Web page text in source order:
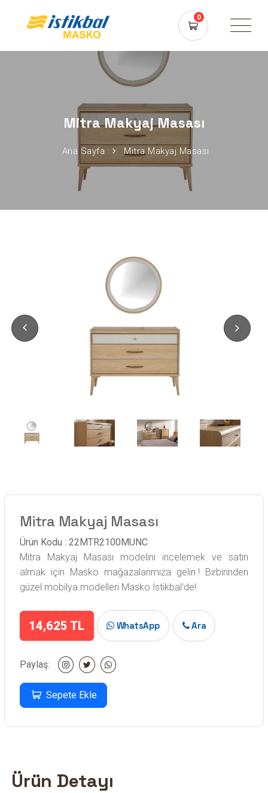
0
Mitra Makyaj Masası
Ana Sayfa Mitra Makyaj Masası
Mitra Makyaj Masası
Ürün Kodu : 22MTR2100MUNC
Mitra Makyaj Masası modelini incelemek ve satın
almak için Masko mağazalarımıza gelin.! Birbirinden
güzel mobilya modelleri Masko İstikbal'de!
14,625 TL WhatsApp Ara
Paylaş:
Sepete Ekle
Ürün Detayı